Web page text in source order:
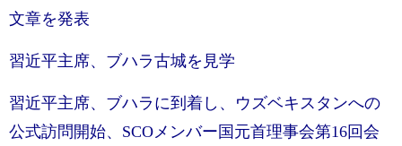
文章を発表
習近平主席、ブハラ古城を見学
習近平主席、ブハラに到着し、ウズベキスタンへの
公式訪問開始、SCOメンバー国元首理事会第16回会